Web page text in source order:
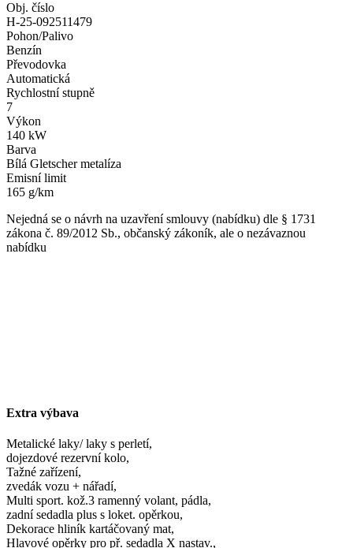
Obj. číslo
H-25-092511479
Pohon/Palivo
Benzín
Převodovka
Automatická
Rychlostní stupně
7
Výkon
140 kW
Barva
Bílá Gletscher metalíza
Emisní limit
165 g/km
Nejedná se o návrh na uzavření smlouvy (nabídku) dle § 1731
zákona č. 89/2012 Sb., občanský zákoník, ale o nezávaznou
nabídku
Extra výbava
Metalické laky/ laky s perletí,
dojezdové rezervní kolo,
Tažné zařízení,
zvedák vozu + nářadí,
Multi sport. kož.3 ramenný volant, pádla,
zadní sedadla plus s loket. opěrkou,
Dekorace hliník kartáčovaný mat,
Hlavové opěrky pro př. sedadla X nastav.,